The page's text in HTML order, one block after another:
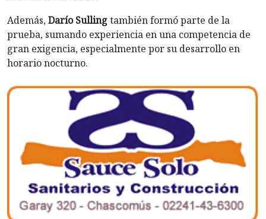
Además,Darío Sullingtambién formó parte de la
prueba, sumando experiencia en una competencia de
gran exigencia, especialmente por su desarrollo en
horario nocturno.